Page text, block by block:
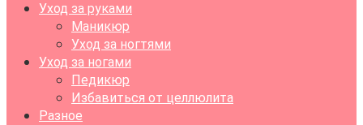
Уход за руками
Маникюр
Уход за ногтями
Уход за ногами
Педикюр
Избавиться от целлюлита
Разное